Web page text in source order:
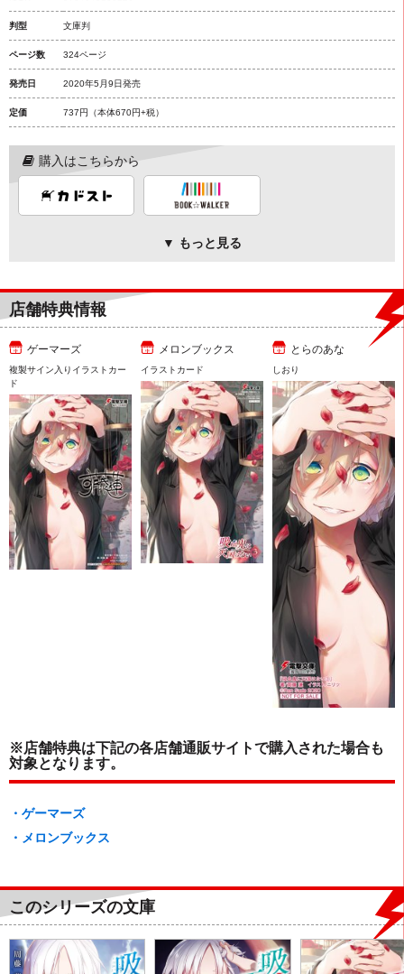
判型 文庫判
ページ数 324ページ
発売日 2020年5月9日発売
定価 737円 （本体670円+税）
購入はこちらから
▼ もっと見る
店舗特典情報
ゲーマーズ
複製サイン入りイラストカー
ド
メロンブックス
イラストカード
とらのあな
しおり
※店舗特典は下記の各店舗通販サイトで購入された場合も
対象となります。
・ゲーマーズ
・メロンブックス
このシリーズの文庫